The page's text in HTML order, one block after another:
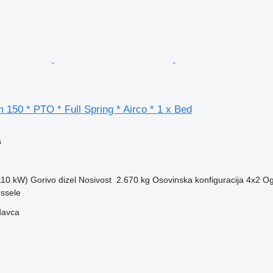
150 * PTO * Full Spring * Airco * 1 x Bed
kW) Gorivo dizel Nosivost 2.670 kg Osovinska konfiguracija 4x2